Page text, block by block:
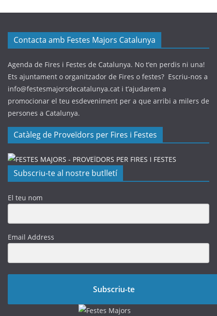
Contacta amb Festes Majors Catalunya
Agenda de Fires i Festes de Catalunya. No t’en perdis ni una!
Ets ajuntament o organitzador de Fires o festes? Escriu-nos a
info@festesmajorsdecatalunya.cat i t’ajudarem a
promocionar el teu esdeveniment per a que arribi a milers de
persones a Catalunya.
Catàleg de Proveïdors per Fires i Festes
Subscriu-te al nostre butlletí
El teu nom
Email Address
Subscriu-te